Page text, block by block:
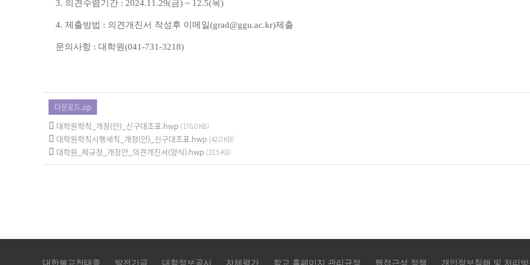
3. 의견수렴기간 : 2024.11.29(금) ~ 12.5(목)
4. 제출방법 : 의견개진서 작성후 이메일(grad@ggu.ac.kr)제출
문의사항 : 대학원(041-731-3218)
다운로드.zip
대학원학칙_개정(안)_신구대조표.hwp (176.0 KB)
대학원학칙시행세칙_개정(안)_신구대조표.hwp (42.0 KB)
대학원_제규정_개정안_의견개진서(양식).hwp (23.5 KB)
대한불교천태종 발전기금 대학정보공시 자체평가 학교 홈페이지 관리규정 웹접근성 정책 개인정보침해 및 처리방